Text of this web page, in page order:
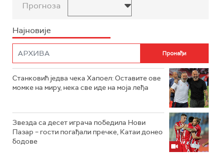
Прогноза
Најновије
Станковић једва чека Хапоел: Оставите ове
момке на миру, нека све иде на моја леђа
Звезда са десет играча победила Нови
Пазар – гости погађали пречке, Катаи донео
бодове